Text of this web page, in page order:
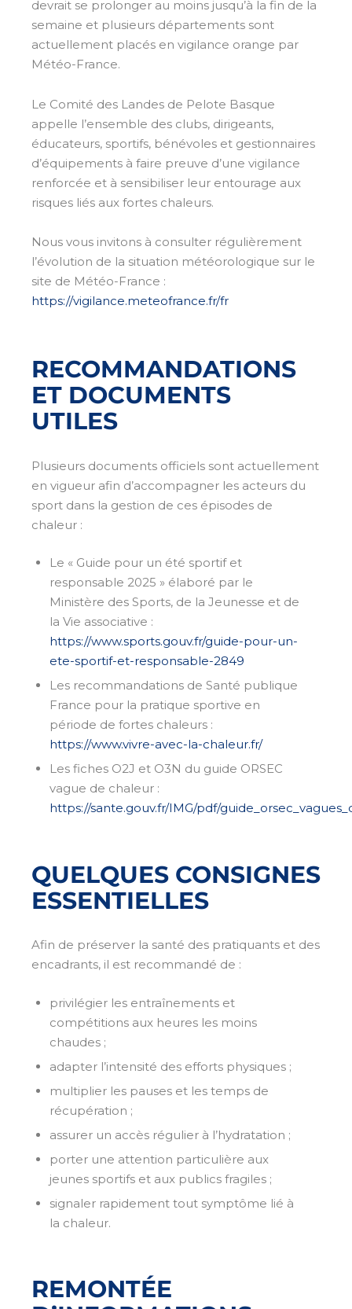
devrait se prolonger au moins jusqu’à la fin de la
semaine et plusieurs départements sont
actuellement placés en vigilance orange par
Météo-France.
Le Comité des Landes de Pelote Basque
appelle l’ensemble des clubs, dirigeants,
éducateurs, sportifs, bénévoles et gestionnaires
d’équipements à faire preuve d’une vigilance
renforcée et à sensibiliser leur entourage aux
risques liés aux fortes chaleurs.
Nous vous invitons à consulter régulièrement
l’évolution de la situation météorologique sur le
site de Météo-France :
https://vigilance.meteofrance.fr/fr
RECOMMANDATIONS
ET DOCUMENTS
UTILES
Plusieurs documents officiels sont actuellement
en vigueur afin d’accompagner les acteurs du
sport dans la gestion de ces épisodes de
chaleur :
Le « Guide pour un été sportif et
responsable 2025 » élaboré par le
Ministère des Sports, de la Jeunesse et de
la Vie associative :
https://www.sports.gouv.fr/guide-pour-un-
ete-sportif-et-responsable-2849
Les recommandations de Santé publique
France pour la pratique sportive en
période de fortes chaleurs :
https://www.vivre-avec-la-chaleur.fr/
Les fiches O2J et O3N du guide ORSEC
vague de chaleur :
https://sante.gouv.fr/IMG/pdf/
QUELQUES CONSIGNES
ESSENTIELLES
Afin de préserver la santé des pratiquants et des
encadrants, il est recommandé de :
privilégier les entraînements et
compétitions aux heures les moins
chaudes ;
adapter l’intensité des efforts physiques ;
multiplier les pauses et les temps de
récupération ;
assurer un accès régulier à l’hydratation ;
porter une attention particulière aux
jeunes sportifs et aux publics fragiles ;
signaler rapidement tout symptôme lié à
la chaleur.
REMONTÉE